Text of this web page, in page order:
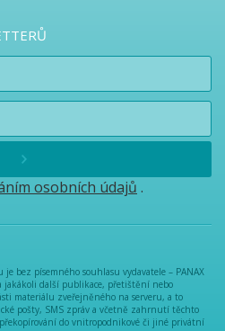
osobních údajů .
bez písemného souhlasu vydavatele – PANAX
jakákoli další publikace, přetištění nebo
materiálu zveřejněného na serveru, a to
pošty, SMS zpráv a včetně zahrnutí těchto
do vnitropodnikové či jiné privátní